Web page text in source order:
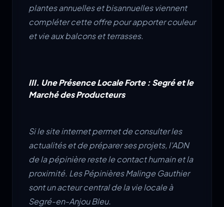
plantes annuelles et bisannuelles viennent
compléter cette offre pour apporter couleur
et vie aux balcons et terrasses.
III. Une Présence Locale Forte : Segré et le
Marché des Producteurs
Si le site internet permet de consulter les
actualités et de préparer ses projets, l'ADN
de la pépinière reste le contact humain et la
proximité. Les Pépinières Malinge Gauthier
sont un acteur central de la vie locale à
Segré-en-Anjou Bleu.